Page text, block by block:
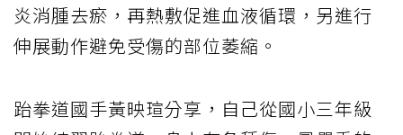
炎消腫去瘀，再熱敷促進血液循環，另進行
伸展動作避免受傷的部位萎縮。
跆拳道國手黃映瑄分享，自己從國小三年級